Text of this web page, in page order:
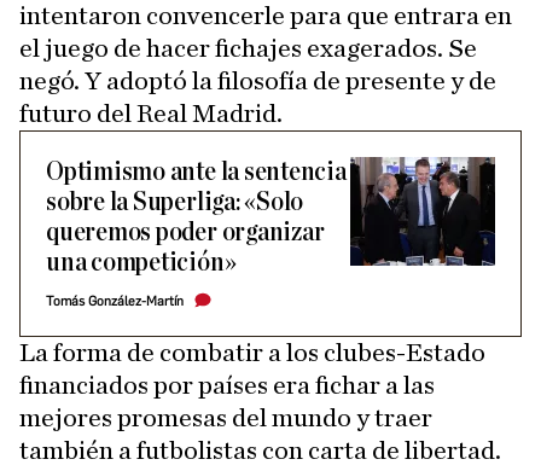
intentaron convencerle para que entrara en
el juego de hacer fichajes exagerados. Se
negó. Y adoptó la filosofía de presente y de
futuro del Real Madrid.
Optimismo ante la sentencia
sobre la Superliga: «Solo
queremos poder organizar
una competición»
Tomás González-Martín
La forma de combatir a los clubes-Estado
financiados por países era fichar a las
mejores promesas del mundo y traer
también a futbolistas con carta de libertad.